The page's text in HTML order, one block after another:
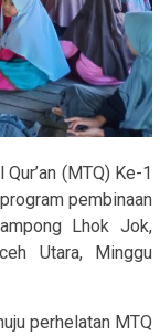
(MTQ) Ke-1
pembinaan
Lhok Jok,
Utara, Minggu
perhelatan MTQ